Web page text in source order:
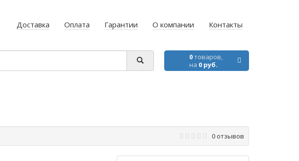
Доставка Оплата Гарантии О компании Контакты
0товаров,
на 0 руб.
0 отзывов